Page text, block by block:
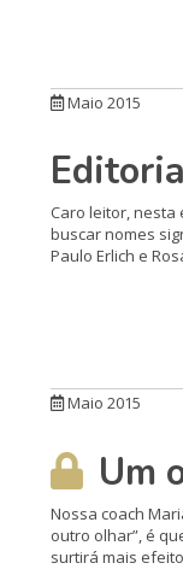
Maio 2015
Caro leitor, nesta
buscar nomes
Paulo Erlich e
Maio 2015
Um
Nossa coach
outro olhar”, é
surtirá mais